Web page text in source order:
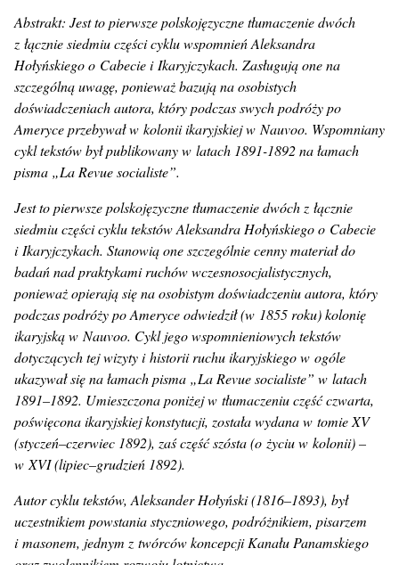
Abstrakt: Jest to pierwsze polskojęzyczne tłumaczenie dwóch
z łącznie siedmiu części cyklu wspomnień Aleksandra
Hołyńskiego o Cabecie i Ikaryjczykach. Zasługują one na
szczególną uwagę, ponieważ bazują na osobistych
doświadczeniach autora, który podczas swych podróży po
Ameryce przebywał w kolonii ikaryjskiej w Nauvoo. Wspomniany
cykl tekstów był publikowany w latach 1891-1892 na łamach
pisma „La Revue socialiste”.
Jest to pierwsze polskojęzyczne tłumaczenie dwóch z łącznie
siedmiu części cyklu tekstów Aleksandra Hołyńskiego o Cabecie
i Ikaryjczykach. Stanowią one szczególnie cenny materiał do
badań nad praktykami ruchów wczesnosocjalistycznych,
ponieważ opierają się na osobistym doświadczeniu autora, który
podczas podróży po Ameryce odwiedził (w 1855 roku) kolonię
ikaryjską w Nauvoo. Cykl jego wspomnieniowych tekstów
dotyczących tej wizyty i historii ruchu ikaryjskiego w ogóle
ukazywał się na łamach pisma „La Revue socialiste” w latach
1891–1892. Umieszczona poniżej w tłumaczeniu część czwarta,
poświęcona ikaryjskiej konstytucji, została wydana w tomie XV
(styczeń–czerwiec 1892), zaś część szósta (o życiu w kolonii) –
w XVI (lipiec–grudzień 1892).
Autor cyklu tekstów, Aleksander Hołyński (1816–1893), był
uczestnikiem powstania styczniowego, podróżnikiem, pisarzem
i masonem, jednym z twórców koncepcji Kanału Panamskiego